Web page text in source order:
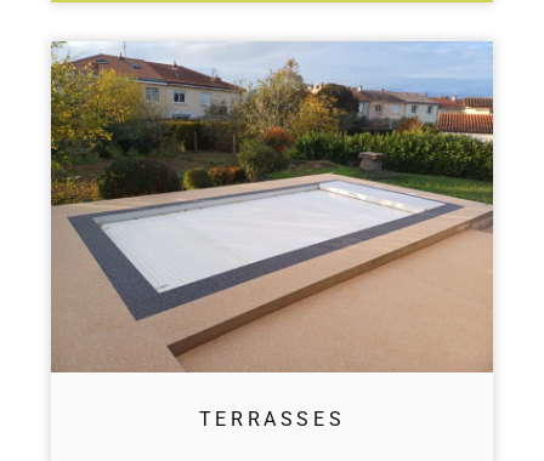
TERRASSES